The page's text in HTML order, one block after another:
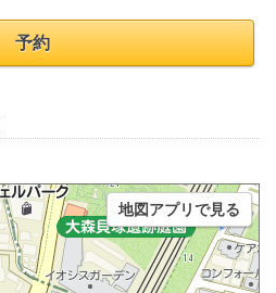
予約
地図アプリで見る